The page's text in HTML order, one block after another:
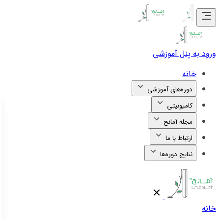
ورود به پنل آموزشی
خانه
دوره‌های آموزشی
کامیونیتی
مجله آمانج
ارتباط با ما
نتایج دوره‌ها
خانه